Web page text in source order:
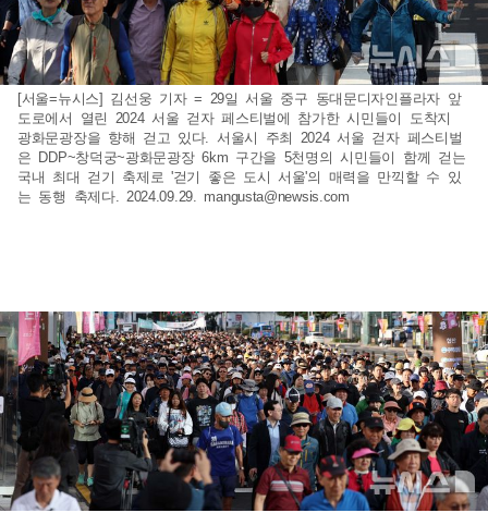
[서울=뉴시스] 김선웅 기자 = 29일 서울 중구 동대문디자인플라자 앞
도로에서 열린 2024 서울 걷자 페스티벌에 참가한 시민들이 도착지
광화문광장을 향해 걷고 있다. 서울시 주최 2024 서울 걷자 페스티벌
은 DDP~창덕궁~광화문광장 6km 구간을 5천명의 시민들이 함께 걷는
국내 최대 걷기 축제로 '걷기 좋은 도시 서울'의 매력을 만끽할 수 있
는 동행 축제다. 2024.09.29. mangusta@newsis.com